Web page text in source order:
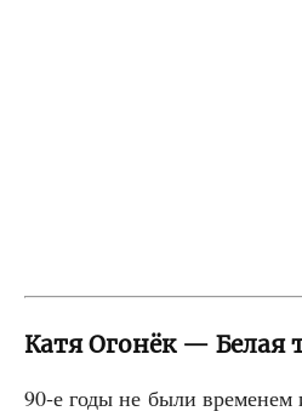
Катя Огонёк — Белая
90‑е годы не были